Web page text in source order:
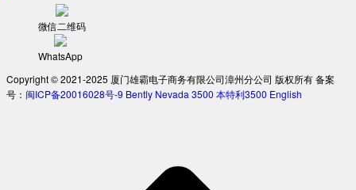
微信二维码
WhatsApp
Copyright © 2021-2025 厦门雄霸电子商务有限公司漳州分公司 版权所有 备案
号： 闽ICP备20016028号-9 Bently Nevada 3500 本特利3500 English